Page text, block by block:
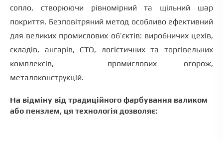
сопло, створюючи рівномірний та щільний шар
покриття. Безповітряний метод особливо ефективний
для великих промислових об’єктів: виробничих цехів,
складів, ангарів, СТО, логістичних та торгівельних
комплексів, промислових огорож,
металоконструкцій.
На відміну від традиційного фарбування валиком
або пензлем, ця технологія дозволяє: